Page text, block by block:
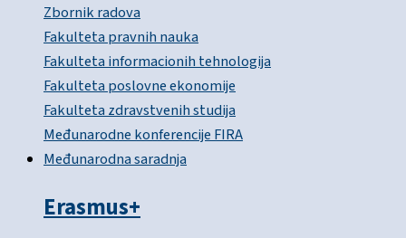
Zbornik radova
Fakulteta pravnih nauka
Fakulteta informacionih tehnologija
Fakulteta poslovne ekonomije
Fakulteta zdravstvenih studija
Međunarodne konferencije FIRA
Međunarodna saradnja
Erasmus+